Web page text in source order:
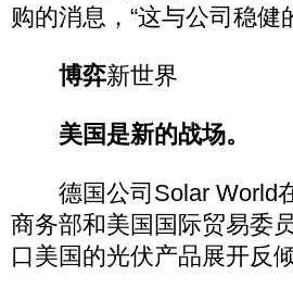
购的消息，“这与公司稳健
博弈新世界
美国是新的战场。
德国公司Solar World在
商务部和美国国际贸易委
口美国的光伏产品展开反